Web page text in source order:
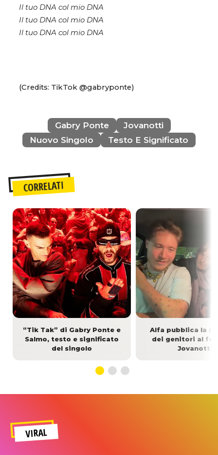
Il tuo DNA col mio DNA
Il tuo DNA col mio DNA
Il tuo DNA col mio DNA
(Credits: TikTok @gabryponte)
Gabry Ponte
Jovanotti
Nuovo Singolo
Testo E Significato
CORRELATI
“Tik Tak” di Gabry Ponte e
Salmo, testo e significato
del singolo
Alfa pubblica la
dei genitori al
Jovanotti
VIRAL